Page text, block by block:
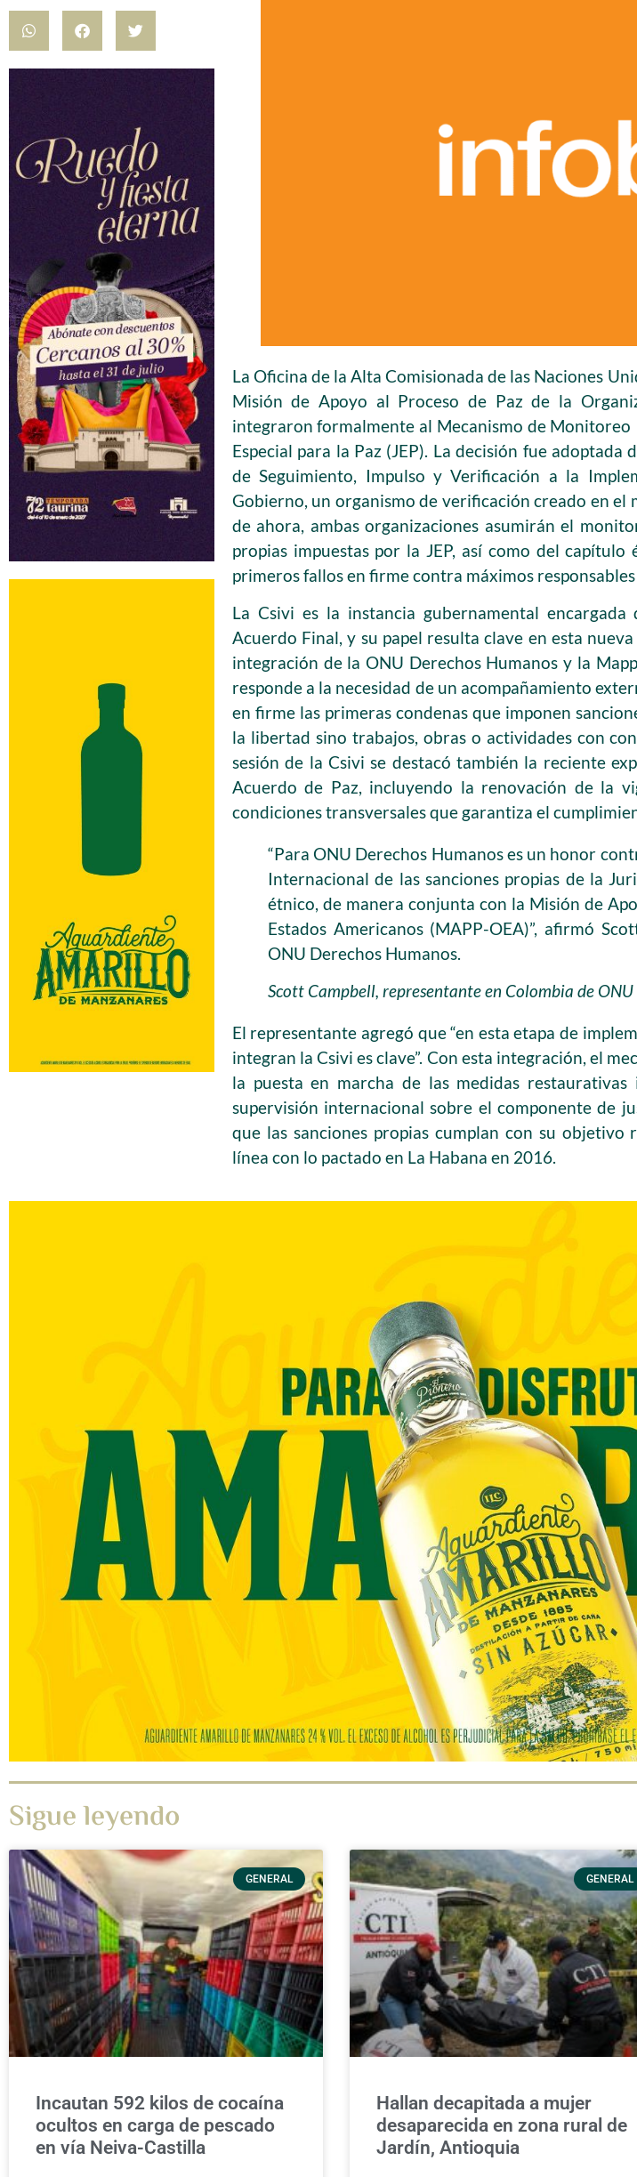
La Oficina de la Alta Comisionada de las Naciones
Misión de Apoyo al Proceso de Paz de la
integraron formalmente al Mecanismo de
Especial para la Paz (JEP). La decisión fue
de Seguimiento, Impulso y Verificación a la
Gobierno, un organismo de verificación creado en
de ahora, ambas organizaciones asumirán el
propias impuestas por la JEP, así como del
primeros fallos en firme contra máximos
La Csivi es la instancia gubernamental
Acuerdo Final, y su papel resulta clave en esta
integración de la ONU Derechos Humanos y la
responde a la necesidad de un acompañamiento
en firme las primeras condenas que imponen
la libertad sino trabajos, obras o actividades con
sesión de la Csivi se destacó también la reciente
Acuerdo de Paz, incluyendo la renovación de la
condiciones transversales que garantiza el
“Para ONU Derechos Humanos es un honor
Internacional de las sanciones propias de la
étnico, de manera conjunta con la Misión de
Estados Americanos (MAPP-OEA)”, afirmó
ONU Derechos Humanos.
Scott Campbell, representante en Colombia de ONU
El representante agregó que “en esta etapa de
integran la Csivi es clave”. Con esta integración, el
la puesta en marcha de las medidas
supervisión internacional sobre el componente de
que las sanciones propias cumplan con su
línea con lo pactado en La Habana en 2016.
Sigue leyendo
GENERAL
Incautan 592 kilos de cocaína
ocultos en carga de pescado
en vía Neiva-Castilla
GENERAL
Hallan decapitada a mujer
desaparecida en zona rural de
Jardín, Antioquia